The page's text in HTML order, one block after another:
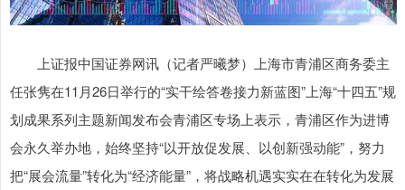
上证报中国证券网讯（记者严曦梦）上海市青浦区商务委主
任张隽在11月26日举行的“实干绘答卷接力新蓝图”上海“十四五”规
划成果系列主题新闻发布会青浦区专场上表示，青浦区作为进博
会永久举办地，始终坚持“以开放促发展、以创新强动能”，努力
把“展会流量”转化为“经济能量”，将战略机遇实实在在转化为发展